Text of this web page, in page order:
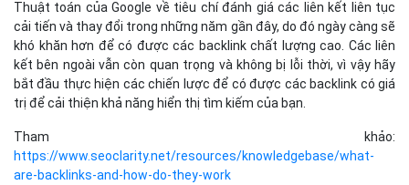
Thuật toán của Google về tiêu chí đánh giá các liên kết liên tục
cải tiến và thay đổi trong những năm gần đây, do đó ngày càng sẽ
khó khăn hơn để có được các backlink chất lượng cao. Các liên
kết bên ngoài vẫn còn quan trọng và không bị lỗi thời, vì vậy hãy
bắt đầu thực hiện các chiến lược để có được các backlink có giá
trị để cải thiện khả năng hiển thị tìm kiếm của bạn.
Tham khảo:
https://www.seoclarity.net/resources/knowledgebase/what-
are-backlinks-and-how-do-they-work